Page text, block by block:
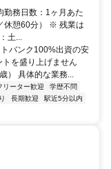
勤務日数：1ヶ月あた
休憩60分） ※ 残業は
土...
バンク100%出資の安
を盛り上げません
） 具体的な業務...
リーター歓迎
学歴不問
長期歓迎
駅近5分以内